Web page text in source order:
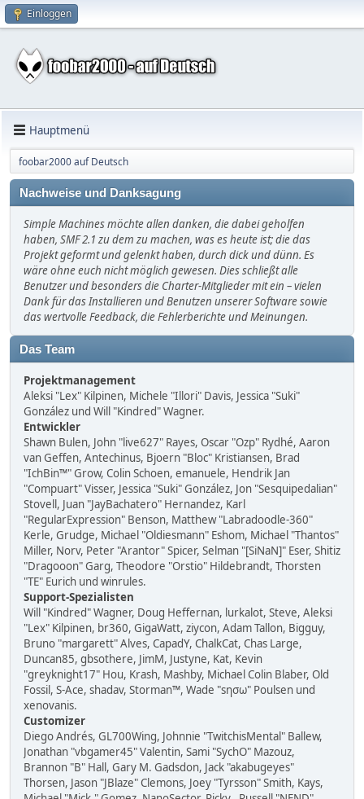
Einloggen
Hauptmenü
foobar2000 auf Deutsch
Nachweise und Danksagung
Simple Machines möchte allen danken, die dabei geholfen
haben, SMF 2.1 zu dem zu machen, was es heute ist; die das
Projekt geformt und gelenkt haben, durch dick und dünn. Es
wäre ohne euch nicht möglich gewesen. Dies schließt alle
Benutzer und besonders die Charter-Mitglieder mit ein – vielen
Dank für das Installieren und Benutzen unserer Software sowie
das wertvolle Feedback, die Fehlerberichte und Meinungen.
Das Team
Projektmanagement
Aleksi "Lex" Kilpinen, Michele "Illori" Davis, Jessica "Suki"
González und Will "Kindred" Wagner.
Entwickler
Shawn Bulen, John "live627" Rayes, Oscar "Ozp" Rydhé, Aaron
van Geffen, Antechinus, Bjoern "Bloc" Kristiansen, Brad
"IchBin™" Grow, Colin Schoen, emanuele, Hendrik Jan
"Compuart" Visser, Jessica "Suki" González, Jon "Sesquipedalian"
Stovell, Juan "JayBachatero" Hernandez, Karl
"RegularExpression" Benson, Matthew "Labradoodle-360"
Kerle, Grudge, Michael "Oldiesmann" Eshom, Michael "Thantos"
Miller, Norv, Peter "Arantor" Spicer, Selman "[SiNaN]" Eser, Shitiz
"Dragooon" Garg, Theodore "Orstio" Hildebrandt, Thorsten
"TE" Eurich und winrules.
Support-Spezialisten
Will "Kindred" Wagner, Doug Heffernan, lurkalot, Steve, Aleksi
"Lex" Kilpinen, br360, GigaWatt, ziycon, Adam Tallon, Bigguy,
Bruno "margarett" Alves, CapadY, ChalkCat, Chas Large,
Duncan85, gbsothere, JimM, Justyne, Kat, Kevin
"greyknight17" Hou, Krash, Mashby, Michael Colin Blaber, Old
Fossil, S-Ace, shadav, Storman™, Wade "sησω" Poulsen und
xenovanis.
Customizer
Diego Andrés, GL700Wing, Johnnie "TwitchisMental" Ballew,
Jonathan "vbgamer45" Valentin, Sami "SychO" Mazouz,
Brannon "B" Hall, Gary M. Gadsdon, Jack "akabugeyes"
Thorsen, Jason "JBlaze" Clemons, Joey "Tyrsson" Smith, Kays,